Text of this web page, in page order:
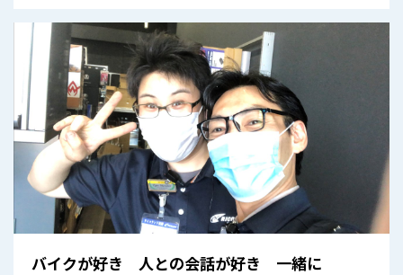
バイクが好き 人との会話が好き 一緒に